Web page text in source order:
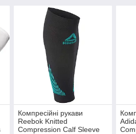
Компресійні рукави
Reebok Knitted
Compression Calf Sleeve